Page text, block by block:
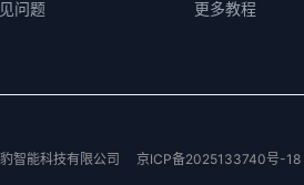
问题 更多教程
智能科技有限公司 京ICP备2025133740号-18